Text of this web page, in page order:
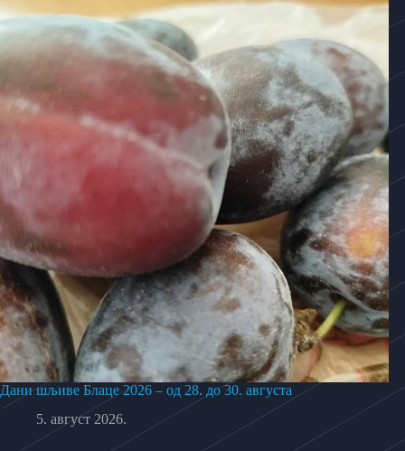
Дани шљиве Блаце 2026 – од 28. до 30. августа
5. август 2026.